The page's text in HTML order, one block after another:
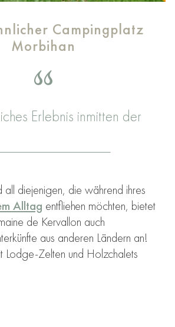
Campingplatz
Morbihan
Erlebnis inmitten der
all diejenigen, die während ihres
Alltag entfliehen möchten, bietet
de Kervallon auch
aus anderen Ländern an!
Lodge-Zelten und Holzchalets